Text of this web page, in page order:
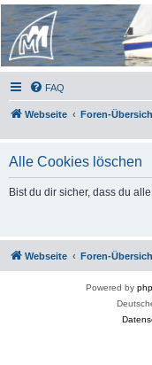
Micro Magic
Deutschland
FAQ
Webseite Foren-
Alle Cookies löschen
Bist du dir sicher, dass du
Webseite Foren-
Powered by